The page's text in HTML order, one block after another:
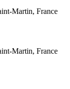
Martin, France
Martin, France